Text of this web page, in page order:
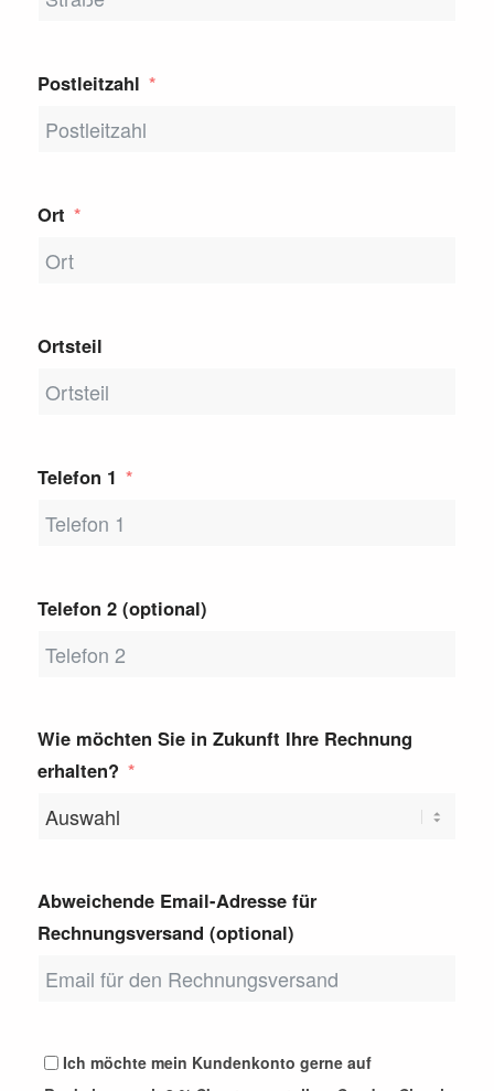
Postleitzahl
Ort
Ortsteil
Telefon 1
Telefon 2 (optional)
Wie möchten Sie in Zukunft Ihre Rechnung
erhalten?
Abweichende Email-Adresse für
Rechnungsversand (optional)
Ich möchte mein Kundenkonto gerne auf